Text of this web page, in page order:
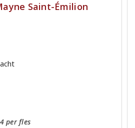
Saint-Émilion
per fles